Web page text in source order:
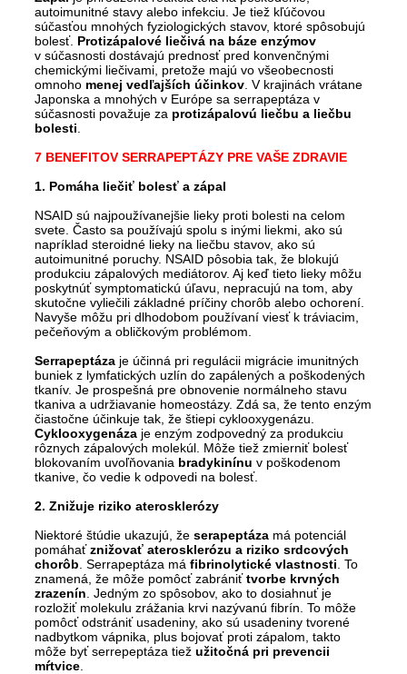
autoimunitné stavy alebo infekciu. Je tiež kľúčovou
súčasťou mnohých fyziologických stavov, ktoré spôsobujú
bolesť. Protizápalové liečivá na báze enzýmov
v súčasnosti dostávajú prednosť pred konvenčnými
chemickými liečivami, pretože majú vo všeobecnosti
omnoho menej vedľajších účinkov . V krajinách vrátane
Japonska a mnohých v Európe sa serrapeptáza v
súčasnosti považuje za protizápalovú liečbu a liečbu
bolesti
7 BENEFITOV SERRAPEPTÁZY PRE VAŠE ZDRAVIE
1. Pomáha liečiť bolesť a zápal
NSAID sú najpoužívanejšie lieky proti bolesti na celom
svete. Často sa používajú spolu s inými liekmi, ako sú
napríklad steroidné lieky na liečbu stavov, ako sú
autoimunitné poruchy. NSAID pôsobia tak, že blokujú
produkciu zápalových mediátorov. Aj keď tieto lieky môžu
poskytnúť symptomatickú úľavu, nepracujú na tom, aby
skutočne vyliečili základné príčiny chorôb alebo ochorení.
Navyše môžu pri dlhodobom používaní viesť k tráviacim,
pečeňovým a obličkovým problémom.
Serrapeptáza je účinná pri regulácii migrácie imunitných
buniek z lymfatických uzlín do zapálených a poškodených
tkanív. Je prospešná pre obnovenie normálneho stavu
tkaniva a udržiavanie homeostázy. Zdá sa, že tento enzým
čiastočne účinkuje tak, že štiepi cyklooxygenázu.
Cyklooxygenáza je enzým zodpovedný za produkciu
rôznych zápalových molekúl. Môže tiež zmierniť bolesť
blokovaním uvoľňovania bradykinínu v poškodenom
tkanive, čo vedie k odpovedi na bolesť.
2. Znižuje riziko aterosklerózy
Niektoré štúdie ukazujú, že serapeptáza má potenciál
pomáhaťznižovať aterosklerózu a riziko srdcových
chorôb . Serrapeptáza má fibrinolytické vlastnosti . To
znamená, že môže pomôcť zabrániťtvorbe krvných
zrazenín . Jedným zo spôsobov, ako to dosiahnuť je
rozložiť molekulu zrážania krvi nazývanú fibrín. To môže
pomôcť odstrániť usadeniny, ako sú usadeniny tvorené
nadbytkom vápnika, plus bojovať proti zápalom, takto
môže byť serrepeptáza tiež užitočná pri prevencii
mŕtvice